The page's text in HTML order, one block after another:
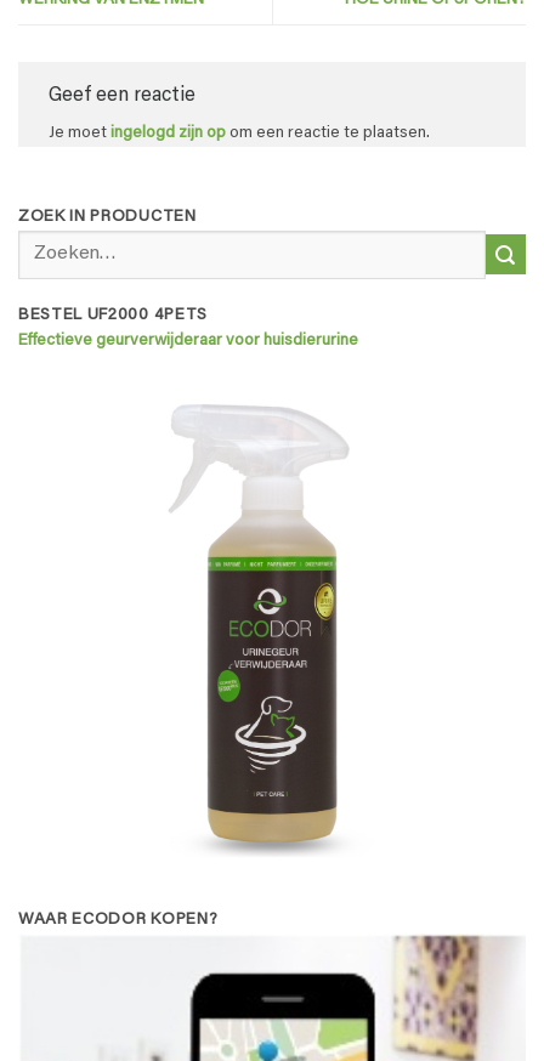
Geef een reactie
Je moet ingelogd zijn op om een reactie te plaatsen.
ZOEK IN PRODUCTEN
naar:
BESTEL UF2000 4PETS
Effectieve geurverwijderaar voor huisdierurine
WAAR ECODOR KOPEN?